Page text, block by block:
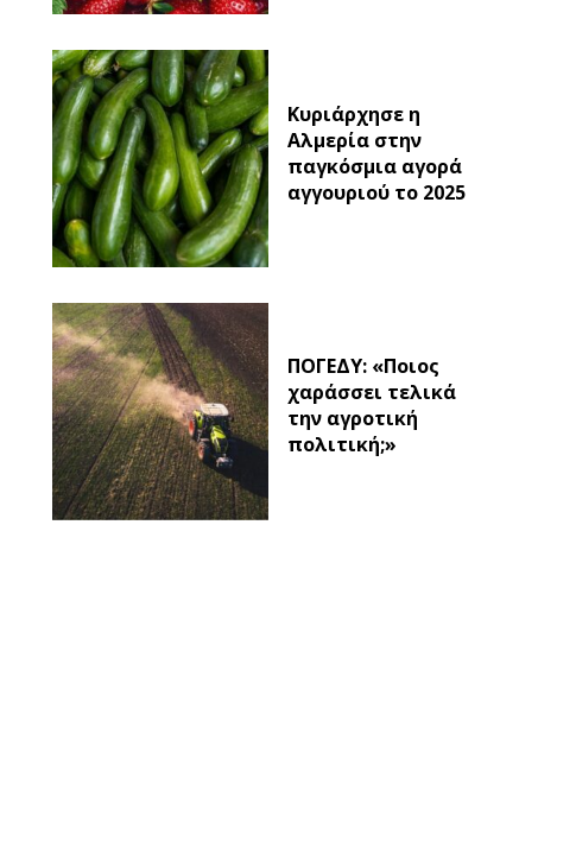
Κυριάρχησε η
Αλμερία στην
παγκόσμια αγορά
αγγουριού το 2025
ΠΟΓΕΔΥ: «Ποιος
χαράσσει τελικά
την αγροτική
πολιτική;»